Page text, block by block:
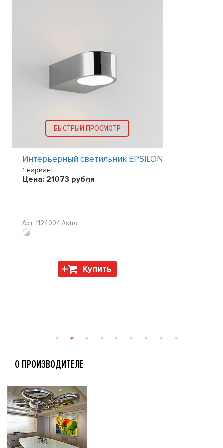
БЫСТРЫЙ ПРОСМОТР
Интерьерный светильник EPSILON
1 вариант
Цена: 21073 рубля
Арт. 1124004 Astro
Купить
О ПРОИЗВОДИТЕЛЕ